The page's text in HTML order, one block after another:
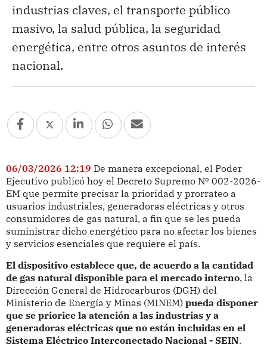
industrias claves, el transporte público
masivo, la salud pública, la seguridad
energética, entre otros asuntos de interés
nacional.
06/03/2026 12:19 De manera excepcional, el Poder
Ejecutivo publicó hoy el Decreto Supremo Nº 002-2026-
EM que permite precisar la prioridad y prorrateo a
usuarios industriales, generadoras eléctricas y otros
consumidores de gas natural, a fin que se les pueda
suministrar dicho energético para no afectar los bienes
y servicios esenciales que requiere el país.
El dispositivo establece que, de acuerdo a la cantidad
de gas natural disponible para el mercado interno, la
Dirección General de Hidrocarburos (DGH) del
Ministerio de Energía y Minas (MINEM) pueda disponer
que se priorice la atención a las industrias y a
generadoras eléctricas que no están incluidas en el
Sistema Eléctrico Interconectado Nacional - SEIN.